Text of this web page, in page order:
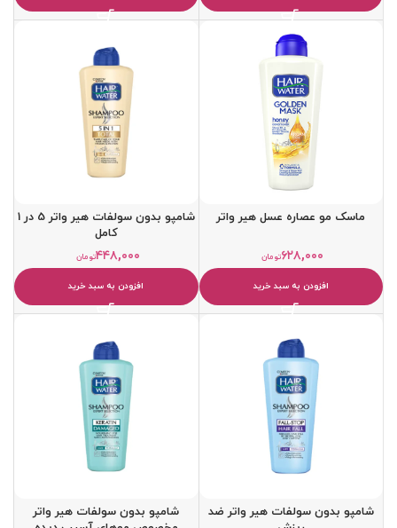
ماسک مو عصاره عسل هیر واتر
تومان۶۲۸,۰۰۰
افزودن به سبد خرید
شامپو بدون سولفات هیر واتر 5 در 1
کامل
تومان۴۴۸,۰۰۰
افزودن به سبد خرید
شامپو بدون سولفات هیر واتر ضد
شامپو بدون سولفات هیر واتر